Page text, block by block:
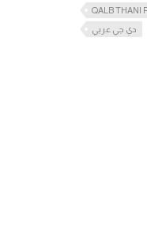
QALB THANI
دي جي عربي